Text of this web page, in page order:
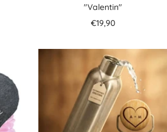
"Valentin"
Angebotspreis
€19,90